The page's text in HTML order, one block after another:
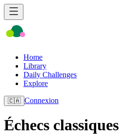
Home
Library
Daily Challenges
Explore
🇨🇦 Connexion
Échecs classiques